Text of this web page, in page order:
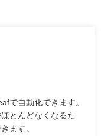
で自動化できます。
とんどなくなるた
ます。